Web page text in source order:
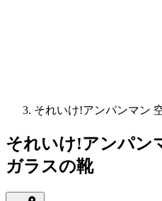
それいけ!アンパンマン
それいけ!アンパン
ガラスの靴